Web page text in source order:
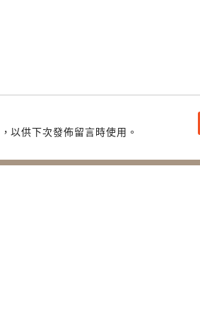
以供下次發佈留言時使用。